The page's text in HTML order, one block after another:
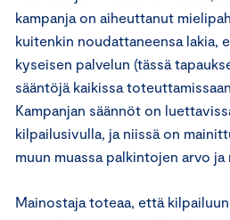
kampanja on aiheuttanut
kuitenkin noudattaneensa lakia,
kyseisen palvelun (tässä
sääntöjä kaikissa
Kampanjan säännöt on
kilpailusivulla, ja niissä on
muun muassa palkintojen arvo ja
Mainostaja toteaa, että